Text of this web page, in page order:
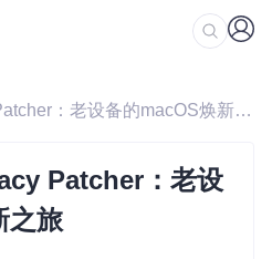
/ OpenCore Legacy Patcher：老设备的macOS焕新之旅
Patcher：老设
之旅